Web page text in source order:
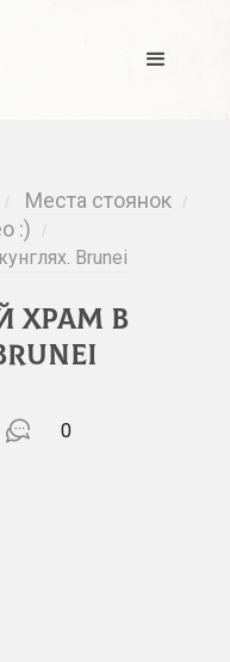
/ Места стоянок /
:) /
Brunei
храм в
0